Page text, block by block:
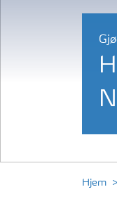
Hjem